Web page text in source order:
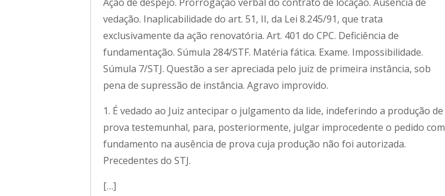
vedação. Inaplicabilidade do art. 51, II, da Lei 8.245/91, que trata
exclusivamente da ação renovatória. Art. 401 do CPC. Deficiência de
fundamentação. Súmula 284/STF. Matéria fática. Exame. Impossibilidade.
Súmula 7/STJ. Questão a ser apreciada pelo juiz de primeira instância, sob
pena de supressão de instância. Agravo improvido.
1. É vedado ao Juiz antecipar o julgamento da lide, indeferindo a produção de
prova testemunhal, para, posteriormente, julgar improcedente o pedido com
fundamento na ausência de prova cuja produção não foi autorizada.
Precedentes do STJ.
[…]